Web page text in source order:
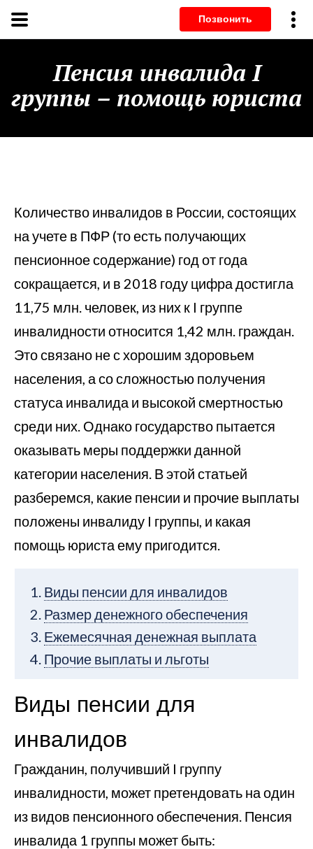
Пенсия инвалида I
группы – помощь юриста
Количество инвалидов в России, состоящих
на учете в ПФР (то есть получающих
пенсионное содержание) год от года
сокращается, и в 2018 году цифра достигла
11,75 млн. человек, из них к I группе
инвалидности относится 1,42 млн. граждан.
Это связано не с хорошим здоровьем
населения, а со сложностью получения
статуса инвалида и высокой смертностью
среди них. Однако государство пытается
оказывать меры поддержки данной
категории населения. В этой статьей
разберемся, какие пенсии и прочие выплаты
положены инвалиду I группы, и какая
помощь юриста ему пригодится.
Виды пенсии для инвалидов
Размер денежного обеспечения
Ежемесячная денежная выплата
Прочие выплаты и льготы
Виды пенсии для
инвалидов
Гражданин, получивший I группу
инвалидности, может претендовать на один
из видов пенсионного обеспечения. Пенсия
инвалида 1 группы может быть: